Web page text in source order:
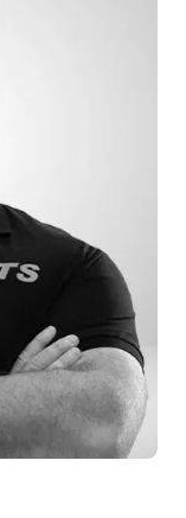
nel
e collabora